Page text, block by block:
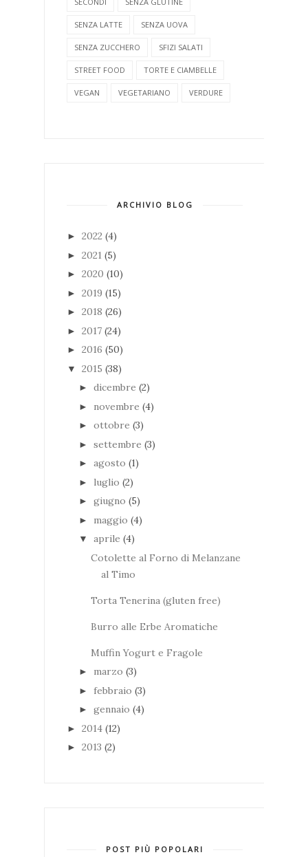
SENZA LATTE SENZA UOVA
SENZA ZUCCHERO SFIZI SALATI
STREET FOOD TORTE E CIAMBELLE
VEGAN VEGETARIANO VERDURE
ARCHIVIO BLOG
► 2022 (4)
► 2021 (5)
► 2020 (10)
► 2019 (15)
► 2018 (26)
► 2017 (24)
► 2016 (50)
▼ 2015 (38)
► dicembre (2)
► novembre (4)
► ottobre (3)
► settembre (3)
► agosto (1)
► luglio (2)
► giugno (5)
► maggio (4)
▼ aprile (4)
Cotolette al Forno di Melanzane
al Timo
Torta Tenerina (gluten free)
Burro alle Erbe Aromatiche
Muffin Yogurt e Fragole
► marzo (3)
► febbraio (3)
► gennaio (4)
► 2014 (12)
► 2013 (2)
POST PIÙ POPOLARI